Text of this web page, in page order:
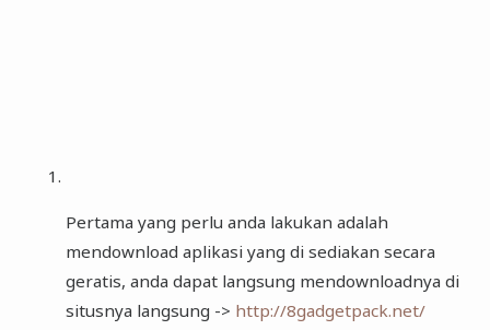
Pertama yang perlu anda lakukan adalah
mendownload aplikasi yang di sediakan secara
geratis, anda dapat langsung mendownloadnya di
situsnya langsung -> http://8gadgetpack.net/